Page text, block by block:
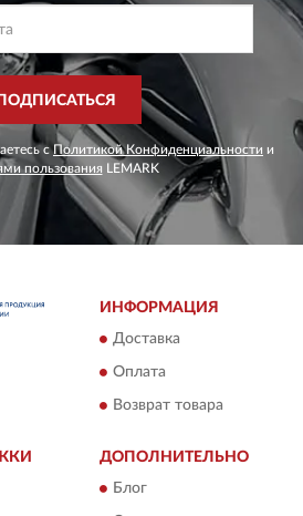
ПОДПИСАТЬСЯ
сПолитикой Конфиденциальности и
пользования LEMARK
ИНФОРМАЦИЯ
Доставка
Оплата
Возврат товара
ДОПОЛНИТЕЛЬНО
Блог